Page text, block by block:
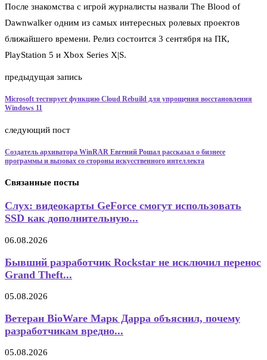
После знакомства с игрой журналисты назвали The Blood of
Dawnwalker одним из самых интересных ролевых проектов
ближайшего времени. Релиз состоится 3 сентября на ПК,
PlayStation 5 и Xbox Series X|S.
предыдущая запись
Microsoft тестирует функцию Cloud Rebuild для упрощения восстановления
Windows 11
следующий пост
Создатель архиватора WinRAR Евгений Рошал рассказал о бизнесе
программы и вызовах со стороны искусственного интеллекта
Связанные посты
Слух: видеокарты GeForce смогут использовать
SSD как дополнительную...
06.08.2026
Бывший разработчик Rockstar не исключил перенос
Grand Theft...
05.08.2026
Ветеран BioWare Марк Дарра объяснил, почему
разработчикам вредно...
05.08.2026